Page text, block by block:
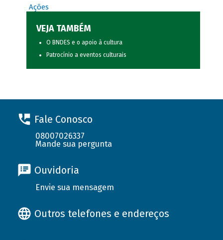
Ações
VEJA TAMBÉM
O BNDES e o apoio à cultura
Patrocínio a eventos culturais
Fale Conosco
08007026337
Mande sua pergunta
Ouvidoria
Envie sua mensagem
Outros telefones e endereços